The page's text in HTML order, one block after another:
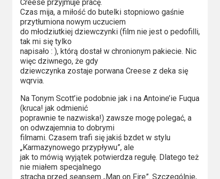
faktach
Thrillery
Streaming
Amazon
Prime
Video
Apple
TV
+
Creese przyjmuje pracę.
Czas mija, a miłość do butelki stopniowo gaśnie
przytłumiona nowym uczuciem
do młodziutkiej dziewczynki (film nie jest o pedofilli,
tak mi się tylko
napisało : ), którą dostał w chronionym pakiecie. Nic
więc dziwnego, że gdy
dziewczynka zostaje porwana Creese z deka się
wqrvia.
Na Tonym Scott’ie podobnie jak i na Antoine’ie Fuqua
(kruca! jak odmienić
poprawnie te nazwiska!) zawsze mogę polegać, a
on odwzajemnia to dobrymi
filmami. Czasem trafi się jakiś bzdet w stylu
„Karmazynowego przypływu”, ale
jak to mówią wyjątek potwierdza regułę. Dlatego też
nie miałem specjalnego
stracha przed seansem „Man on Fire”. Szczególnie,